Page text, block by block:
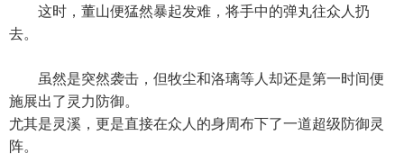
这时，董山便猛然暴起发难，将手中的弹丸往众人扔
去。
虽然是突然袭击，但牧尘和洛璃等人却还是第一时间便
施展出了灵力防御。
尤其是灵溪，更是直接在众人的身周布下了一道超级防御灵
阵。